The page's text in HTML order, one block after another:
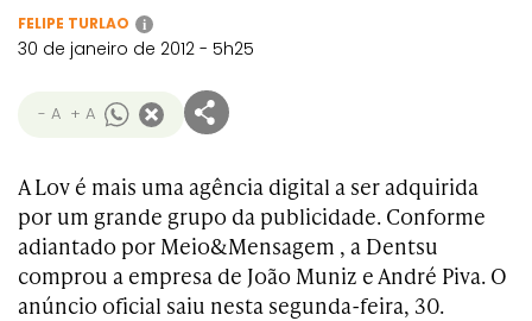
FELIPE TURLAO i
30 de janeiro de 2012 - 5h25
- A + A
A Lov é mais uma agência digital a ser adquirida
por um grande grupo da publicidade. Conforme
adiantado por Meio&Mensagem , a Dentsu
comprou a empresa de João Muniz e André Piva. O
anúncio oficial saiu nesta segunda-feira, 30.